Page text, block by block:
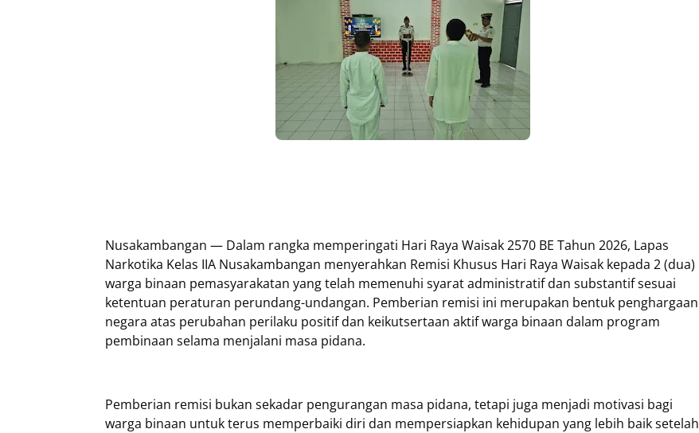
Nusakambangan — Dalam rangka memperingati Hari Raya Waisak 2570 BE Tahun 2026, Lapas
Narkotika Kelas IIA Nusakambangan menyerahkan Remisi Khusus Hari Raya Waisak kepada 2 (dua)
warga binaan pemasyarakatan yang telah memenuhi syarat administratif dan substantif sesuai
ketentuan peraturan perundang-undangan. Pemberian remisi ini merupakan bentuk penghargaan
negara atas perubahan perilaku positif dan keikutsertaan aktif warga binaan dalam program
pembinaan selama menjalani masa pidana.
Pemberian remisi bukan sekadar pengurangan masa pidana, tetapi juga menjadi motivasi bagi
warga binaan untuk terus memperbaiki diri dan mempersiapkan kehidupan yang lebih baik setelah